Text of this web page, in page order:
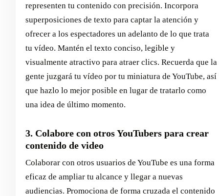
representen tu contenido con precisión. Incorpora
superposiciones de texto para captar la atención y
ofrecer a los espectadores un adelanto de lo que trata
tu vídeo. Mantén el texto conciso, legible y
visualmente atractivo para atraer clics. Recuerda que la
gente juzgará tu vídeo por tu miniatura de YouTube, así
que hazlo lo mejor posible en lugar de tratarlo como
una idea de último momento.
3. Colabore con otros YouTubers para crear
contenido de video
Colaborar con otros usuarios de YouTube es una forma
eficaz de ampliar tu alcance y llegar a nuevas
audiencias. Promociona de forma cruzada el contenido